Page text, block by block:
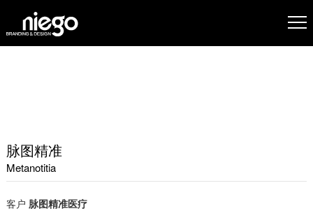
脉图精准
Metanotitia
客户 脉图精准医疗